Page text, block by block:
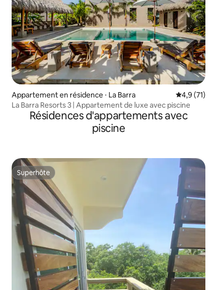
Appartement en résidence ⋅ La Barra Évaluation
4,9 (71)
La Barra Resorts 3 | Appartement de luxe avec piscine
Résidences d'appartements avec
piscine
Superhôte
Superhôte